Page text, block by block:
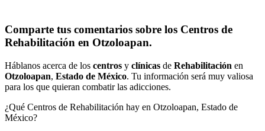
Comparte tus comentarios sobre los Centros de
Rehabilitación en Otzoloapan.
Háblanos acerca de los centros y clínicas de Rehabilitación en
Otzoloapan, Estado de México. Tu información será muy valiosa
para los que quieran combatir las adicciones.
¿Qué Centros de Rehabilitación hay en Otzoloapan, Estado de
México?